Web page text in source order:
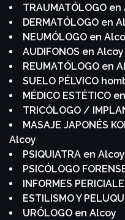
TRAUMATÓLOGO
DERMATÓLOGO en
NEUMÓLOGO en
AUDIFONOS en Alcoy
REUMATÓLOGO en
SUELO PÉLVICO
MÉDICO ESTÉTICO
TRICÓLOGO /
MASAJE JAPONÉS
Alcoy
PSIQUIATRA en Alcoy
PSICÓLOGO
INFORMES
ESTILISMO Y
URÓLOGO en Alcoy